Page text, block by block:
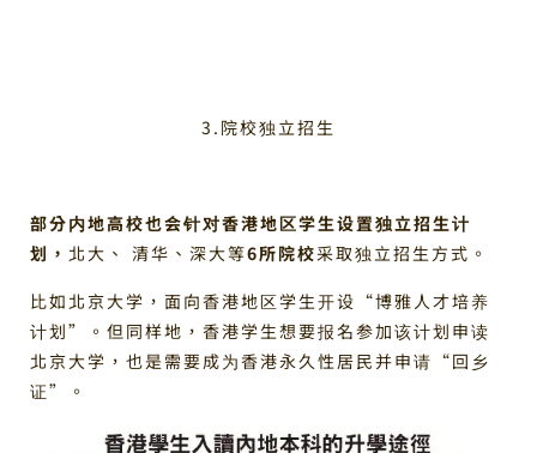
3.院校独立招生
部分内地高校也会针对香港地区学生设置独立招生计
划， 北大、 清华、深大等6所院校采取独立招生方式。
比如北京大学，面向香港地区学生开设“博雅人才培养
计划”。但同样地，香港学生想要报名参加该计划申读
北京大学，也是需要成为香港永久性居民并申请“回乡
证”。